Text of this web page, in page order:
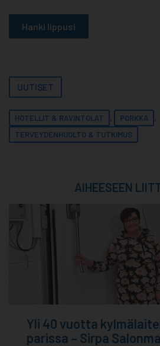
Hanki lippusi
UUTISET
HOTELLIT & RAVINTOLAT PORKKA
TERVEYDENHUOLTO & TUTKIMUS
AIHEESEEN
Yli 40 vuotta
parissa – Sirpa